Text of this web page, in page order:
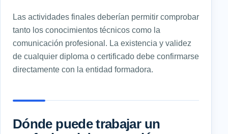
Las actividades finales deberían permitir comprobar
tanto los conocimientos técnicos como la
comunicación profesional. La existencia y validez
de cualquier diploma o certificado debe confirmarse
directamente con la entidad formadora.
Dónde puede trabajar un